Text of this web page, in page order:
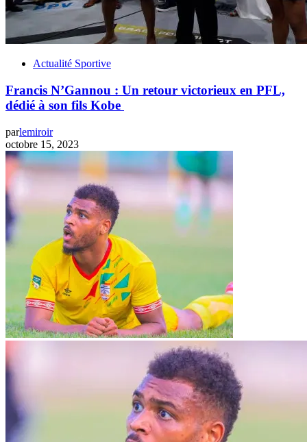
Actualité Sportive
Francis N’Gannou : Un retour victorieux en PFL,
dédié à son fils Kobe
parlemiroir
octobre 15, 2023